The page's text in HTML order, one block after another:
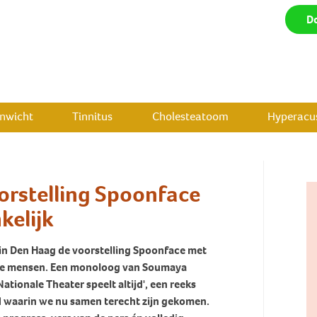
Tinnitus Cholesteatoom
Spoonface
Den Haag de voorstelling Spoonface met
Een monoloog van Soumaya
Theater speelt altijd', een reeks
we nu samen terecht zijn gekomen.